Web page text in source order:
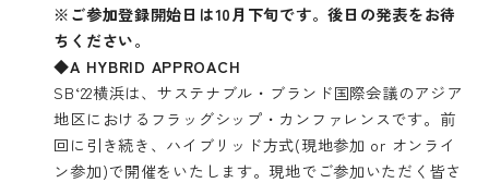
※ご参加登録開始日は10月下旬です。後日の発表をお待
ちください。
◆A HYBRID APPROACH
SB‘22横浜は、サステナブル・ブランド国際会議のアジア
地区におけるフラッグシップ・カンファレンスです。前
回に引き続き、ハイブリッド方式(現地参加 or オンライ
ン参加)で開催をいたします。現地でご参加いただく皆さ